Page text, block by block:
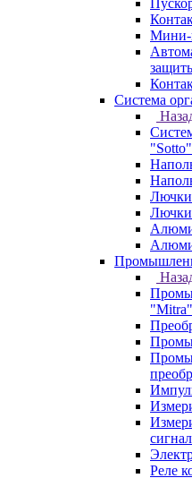
Мини-
Система
"Sotto"
Лючки
Лючки
"Mitra"
Реле